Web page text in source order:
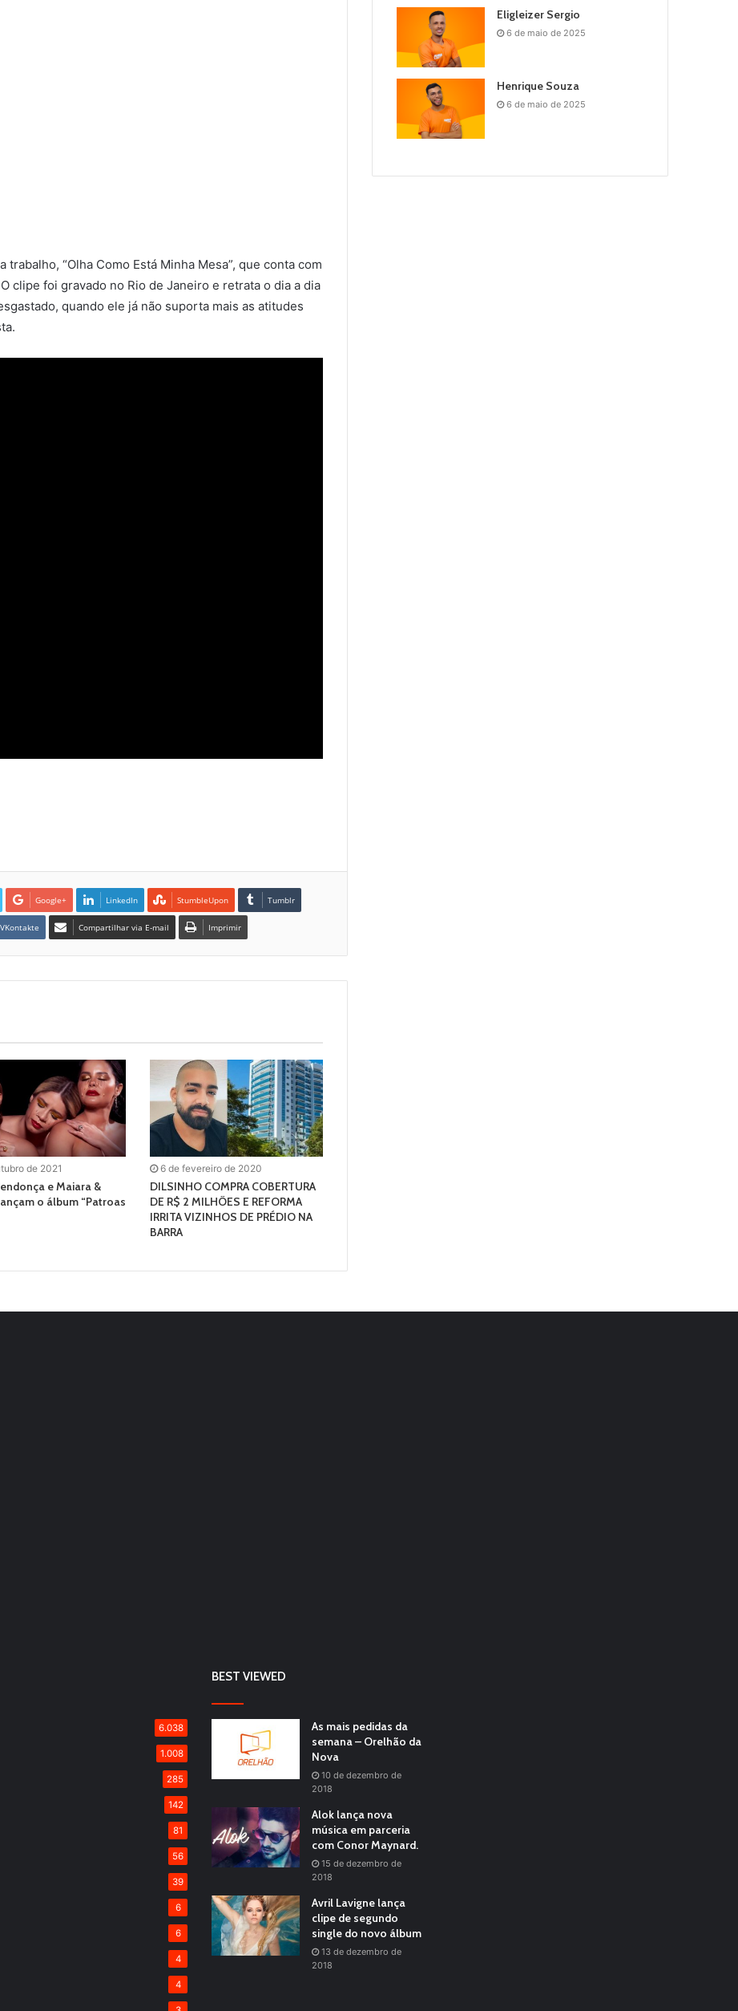
“Olha Como Está Minha Mesa”, que conta com
clipe foi gravado no Rio de Janeiro e retrata o dia a dia
quando ele já não suporta mais as atitudes
Google+ LinkedIn StumbleUpon Tumblr
VKontakte Compartilhar via E-mail Imprimir
de 2021
e Maiara &
o álbum “Patroas
6 de fevereiro de 2020
DILSINHO COMPRA COBERTURA
DE R$ 2 MILHÕES E REFORMA
IRRITA VIZINHOS DE PRÉDIO NA
BARRA
Eligleizer Sergio
6 de maio de 2025
Henrique Souza
6 de maio de 2025
6.038
1.008
285
142
81
56
39
6
6
4
4
BEST VIEWED
As mais pedidas da
semana – Orelhão da
Nova
10 de dezembro de
2018
Alok lança nova
música em parceria
com Conor Maynard.
15 de dezembro de
2018
Avril Lavigne lança
clipe de segundo
single do novo álbum
13 de dezembro de
2018